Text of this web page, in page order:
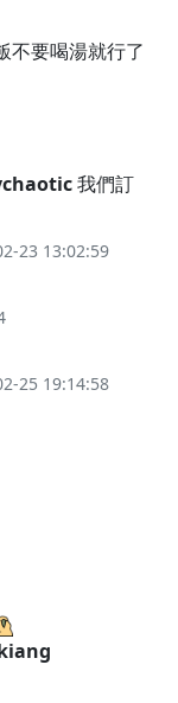
不要喝湯就行了
我們訂
23 13:02:59
25 19:14:58